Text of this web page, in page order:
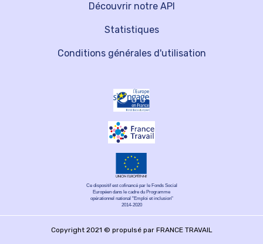
Découvrir notre API
Statistiques
Conditions générales d'utilisation
Ce dispositif est cofinancé par le Fonds Social
Européen dans le cadre du Programme
opérationnel national "Emploi et inclusion"
2014-2020
Copyright 2021 © propulsé par FRANCE TRAVAIL